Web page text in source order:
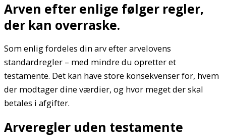
Arven efter enlige følger regler,
der kan overraske.
Som enlig fordeles din arv efter arvelovens
standardregler – med mindre du opretter et
testamente. Det kan have store konsekvenser for, hvem
der modtager dine værdier, og hvor meget der skal
betales i afgifter.
Arveregler uden testamente